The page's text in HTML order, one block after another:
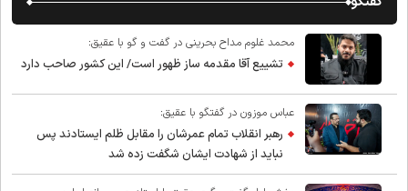
محمد غلوم مداح بحرینی در گفت و گو با عقیق:
تشییع آقا مقدمه ساز ظهور است/ این کشور صاحب دارد
عباس موزون در گفتگو با عقیق:
رهبر انقلاب تمام عمرشان را مقابل ظلم ایستادند پس
نباید از شهادت ایشان شگفت زده شد